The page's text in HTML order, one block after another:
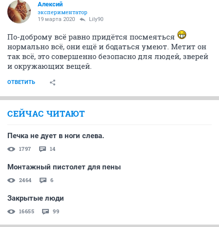
Алексий
экспериментатор
19 марта 2020 Lily90
По-доброму всё равно придётся посмеяться
нормально всё, они ещё и бодаться умеют. Метит он
так всё, это совершенно безопасно для людей, зверей
и окружающих вещей.
ОТВЕТИТЬ
СЕЙЧАС ЧИТАЮТ
Печка не дует в ноги слева.
1797 14
Монтажный пистолет для пены
2464 6
Закрытые люди
16655 99